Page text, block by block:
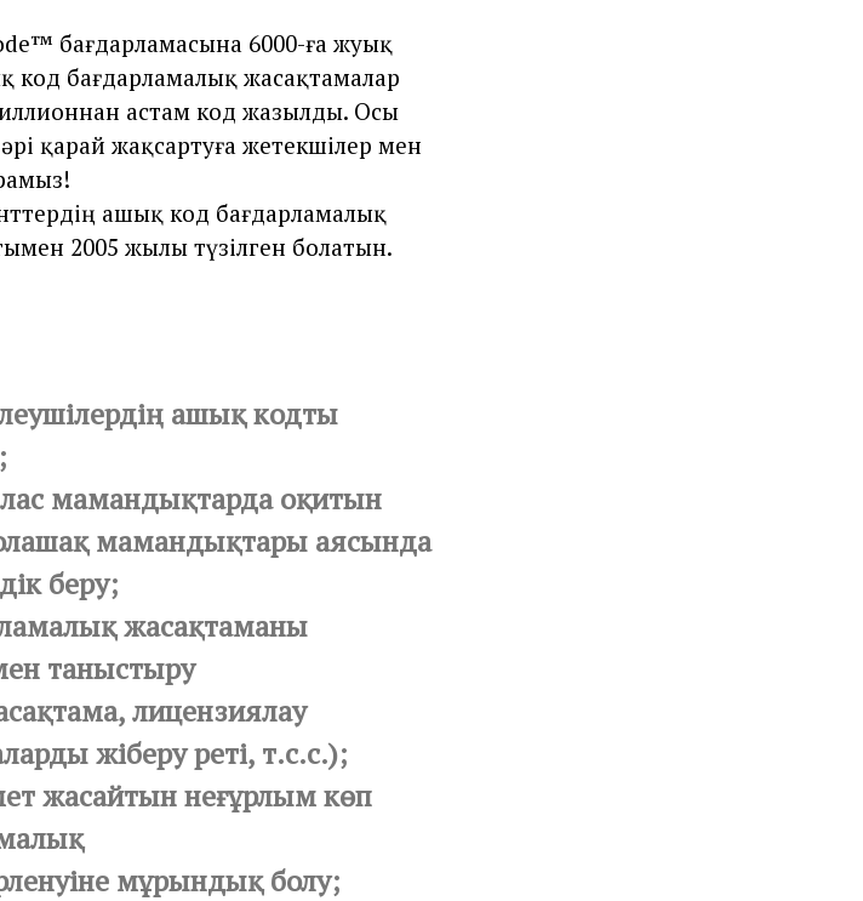
бағдарламасына 6000-ға жуық
код бағдарламалық жасақтамалар
астам код жазылды. Осы
қарай жақсартуға жетекшілер мен
ашық код бағдарламалық
2005 жылы түзілген болатын.
ашық кодты
мамандықтарда оқитын
мамандықтары аясында
беру;
жасақтаманы
таныстыру
лицензиялау
жіберу реті, т.с.с.);
жасайтын неғұрлым көп
мұрындық болу;